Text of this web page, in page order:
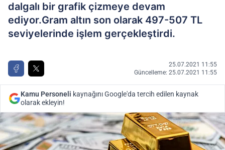
dalgalı bir grafik çizmeye devam
ediyor.Gram altın son olarak 497-507 TL
seviyelerinde işlem gerçekleştirdi.
25.07.2021 11:55
Güncelleme: 25.07.2021 11:55
Kamu Personeli kaynağını Google'da tercih edilen kaynak
olarak ekleyin!